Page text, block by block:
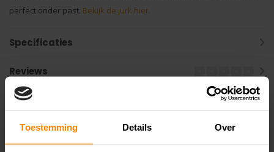
Toestemming Details Over
perfect onder past. Bekijk de jurk hier.
Specificaties
Reviews
Gerelateerde producten